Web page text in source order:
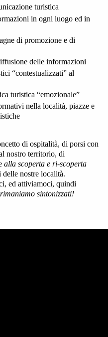
turistica
in ogni luogo ed in
di promozione e di
delle informazioni
“contestualizzati” al
turistica “emozionale”
nella località, piazze e
di ospitalità, di porsi con
nostro territorio, di
alla scoperta e ri-scoperta
delle nostre località.
ed attiviamoci, quindi
rimaniamo sintonizzati!